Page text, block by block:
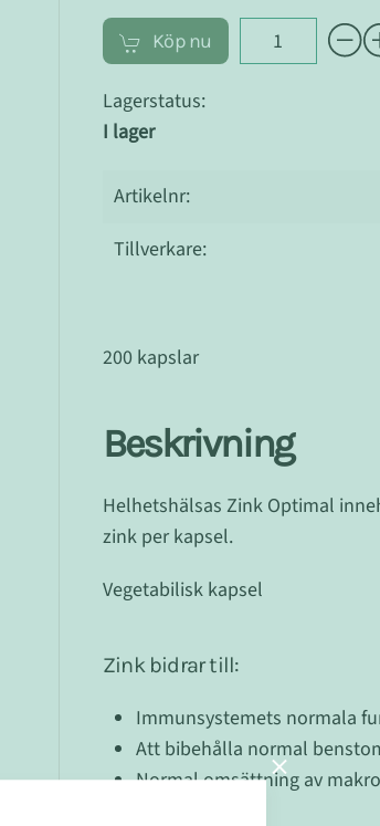
Köp nu
Lagerstatus:
I lager
Artikelnr:
Tillverkare:
200 kapslar
Beskrivning
Helhetshälsas Zink Optimal
zink per kapsel.
Vegetabilisk kapsel
Zink bidrar till:
Immunsystemets normala
Att bibehålla normal
Normal omsättning av